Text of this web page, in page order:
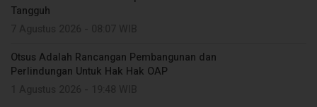
Tangguh
Otsus Adalah Rancangan Pembangunan dan
Perlindungan Untuk Hak Hak OAP